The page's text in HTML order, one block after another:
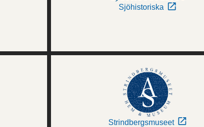
Sjöhistoriska
Strindbergsmuseet